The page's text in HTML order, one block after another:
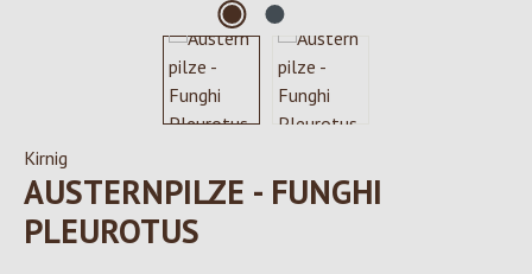
Kirnig
AUSTERNPILZE - FUNGHI
PLEUROTUS